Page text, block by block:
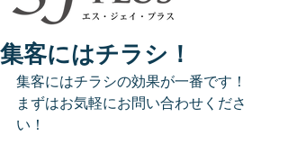
集客にはチラシ！
集客にはチラシの効果が一番です！
まずはお気軽にお問い合わせくださ
い！